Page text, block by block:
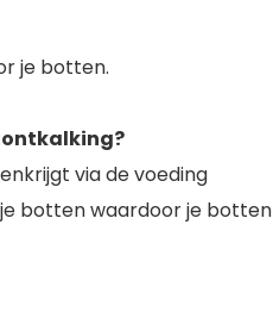
je botten.
via de voeding
botten waardoor je botten